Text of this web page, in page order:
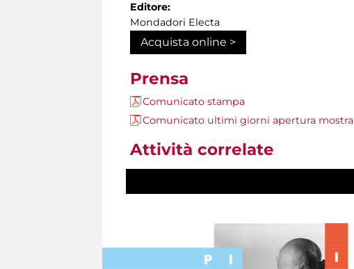
Editore:
Mondadori Electa
Acquista online >
Prensa
Comunicato stampa
Comunicato ultimi giorni apertura mostra
Attività correlate